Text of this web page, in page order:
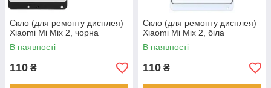
Скло (для ремонту дисплея)
Xiaomi Mi Mix 2, чорна
В наявності
110 ₴
Скло (для ремонту дисплея)
Xiaomi Mi Mix 2, біла
В наявності
110 ₴